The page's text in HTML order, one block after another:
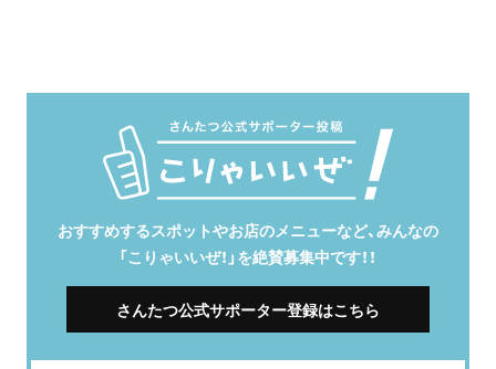
おすすめするスポットやお店のメニューなど、みんなの
「こりゃいいぜ！」を絶賛募集中です！！
さんたつ公式サポーター登録はこちら